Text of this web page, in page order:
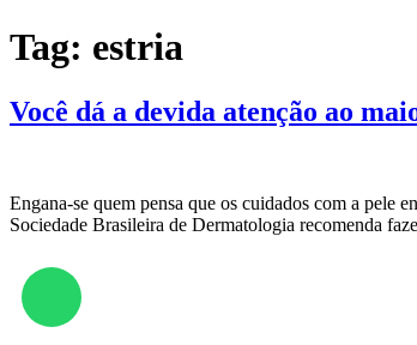
Tag: estria
Você dá a devida atenção ao
Engana-se quem pensa que os cuidados com a pele
Sociedade Brasileira de Dermatologia recomenda